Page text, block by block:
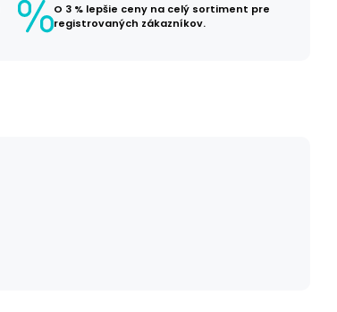
O 3 % lepšie ceny na celý sortiment pre
registrovaných zákazníkov.